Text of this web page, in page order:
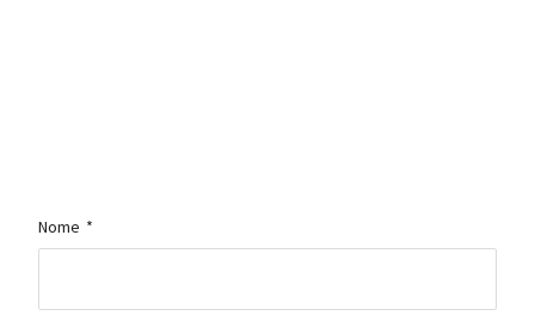
Nome *